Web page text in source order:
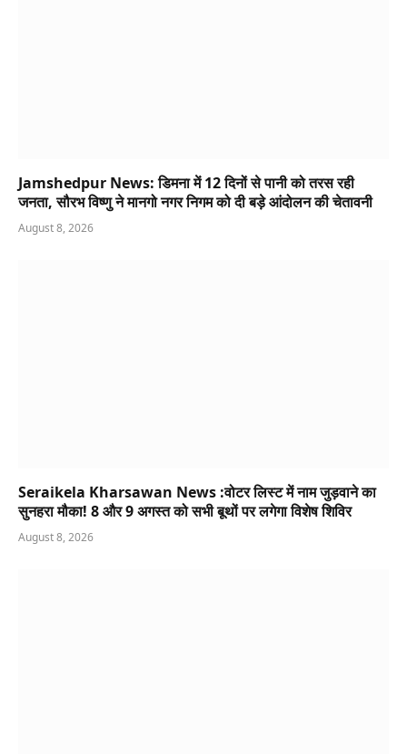
Jamshedpur News: डिमना में 12 दिनों से पानी को तरस रही
जनता, सौरभ विष्णु ने मानगो नगर निगम को दी बड़े आंदोलन की चेतावनी
August 8, 2026
Seraikela Kharsawan News :वोटर लिस्ट में नाम जुड़वाने का
सुनहरा मौका! 8 और 9 अगस्त को सभी बूथों पर लगेगा विशेष शिविर
August 8, 2026